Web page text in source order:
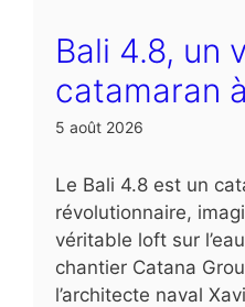
Bali 4.8, un
catamaran
5 août 2026
Le Bali 4.8 est un
révolutionnaire,
véritable loft sur
chantier Catana
l’architecte naval